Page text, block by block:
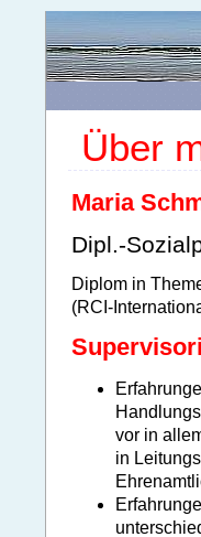
Über
Maria
Dipl.-
Diplom in
(RCI-
vor in
in